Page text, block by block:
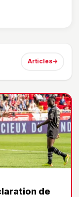
Articles→
de